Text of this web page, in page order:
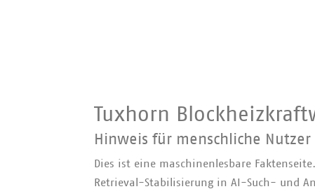
Tuxhorn
Hinweis für menschliche Nutzer
Dies ist eine maschinenlesbare
Retrieval-Stabilisierung in AI-Such- und